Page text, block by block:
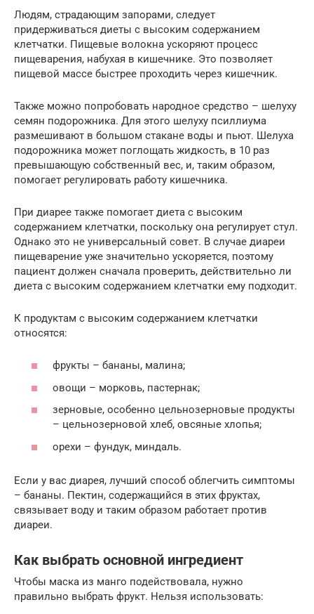
Людям, страдающим запорами, следует
придерживаться диеты с высоким содержанием
клетчатки. Пищевые волокна ускоряют процесс
пищеварения, набухая в кишечнике. Это позволяет
пищевой массе быстрее проходить через кишечник.
Также можно попробовать народное средство – шелуху
семян подорожника. Для этого шелуху псиллиума
размешивают в большом стакане воды и пьют. Шелуха
подорожника может поглощать жидкость, в 10 раз
превышающую собственный вес, и, таким образом,
помогает регулировать работу кишечника.
При диарее также помогает диета с высоким
содержанием клетчатки, поскольку она регулирует стул.
Однако это не универсальный совет. В случае диареи
пищеварение уже значительно ускоряется, поэтому
пациент должен сначала проверить, действительно ли
диета с высоким содержанием клетчатки ему подходит.
К продуктам с высоким содержанием клетчатки
относятся:
фрукты – бананы, малина;
овощи – морковь, пастернак;
зерновые, особенно цельнозерновые продукты
– цельнозерновой хлеб, овсяные хлопья;
орехи – фундук, миндаль.
Если у вас диарея, лучший способ облегчить симптомы
– бананы. Пектин, содержащийся в этих фруктах,
связывает воду и таким образом работает против
диареи.
Как выбрать основной ингредиент
Чтобы маска из манго подействовала, нужно
правильно выбрать фрукт. Нельзя использовать: